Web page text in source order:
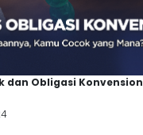
dan Obligasi